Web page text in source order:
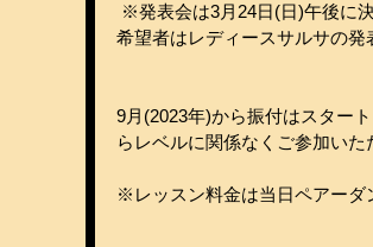
※発表会は3月24日(日)午後に決
希望者はレディースサルサの発
9月(2023年)から振付はスター
らレベルに関係なくご参加いた
※レッスン料金は当日ペアーダ